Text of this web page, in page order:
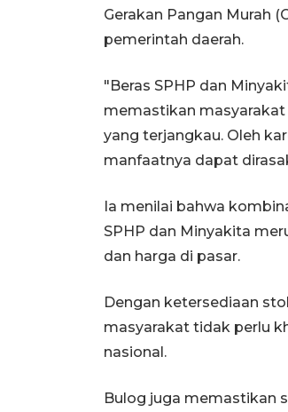
Gerakan Pangan Murah
pemerintah daerah.
"Beras SPHP dan
memastikan
yang terjangkau. Oleh
manfaatnya dapat
Ia menilai bahwa
SPHP dan Minyakita
dan harga di pasar.
Dengan ketersediaan
masyarakat tidak perlu
nasional.
Bulog juga memastikan